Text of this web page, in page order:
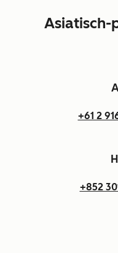
Asiatisch-
+61 2
+852